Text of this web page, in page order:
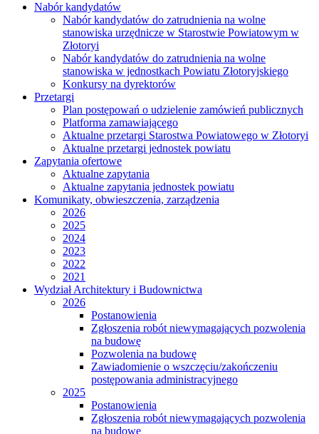
Nabór kandydatów
Nabór kandydatów do zatrudnienia na wolne
stanowiska urzędnicze w Starostwie Powiatowym w
Złotoryi
Nabór kandydatów do zatrudnienia na wolne
stanowiska w jednostkach Powiatu Złotoryjskiego
Konkursy na dyrektorów
Przetargi
Plan postępowań o udzielenie zamówień publicznych
Platforma zamawiającego
Aktualne przetargi Starostwa Powiatowego w Złotoryi
Aktualne przetargi jednostek powiatu
Zapytania ofertowe
Aktualne zapytania
Aktualne zapytania jednostek powiatu
Komunikaty, obwieszczenia, zarządzenia
2026
2025
2024
2023
2022
2021
Wydział Architektury i Budownictwa
2026
Postanowienia
Zgłoszenia robót niewymagających pozwolenia
na budowę
Pozwolenia na budowę
Zawiadomienie o wszczęciu/zakończeniu
postępowania administracyjnego
2025
Postanowienia
Zgłoszenia robót niewymagających pozwolenia
na budowę